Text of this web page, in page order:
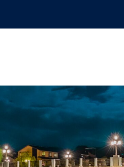
由｜怖さの正体をほどいて安